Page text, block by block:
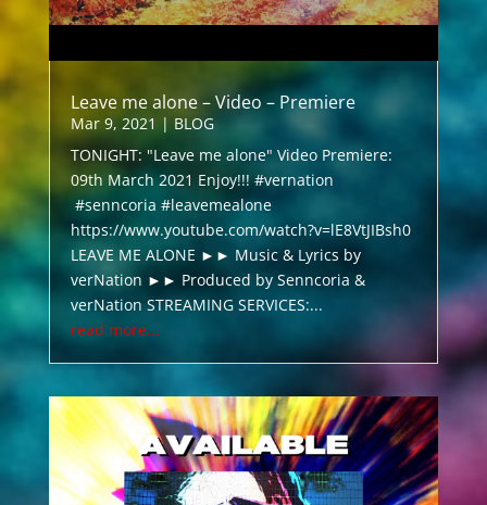
Leave me alone – Video – Premiere
Mar 9, 2021 |BLOG
TONIGHT: "Leave me alone" Video Premiere:
09th March 2021 Enjoy!!! #vernation
#senncoria #leavemealone
https://www.youtube.com/watch?v=lE8VtJIBsh0
LEAVE ME ALONE ►► Music & Lyrics by
verNation ►► Produced by Senncoria &
verNation STREAMING SERVICES:...
read more...